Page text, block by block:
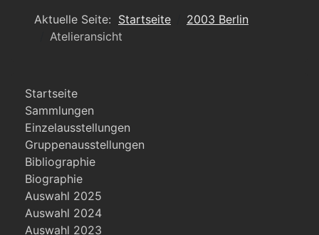
Aktuelle Seite: Startseite
2003 Berlin
Atelieransicht
Startseite
Sammlungen
Einzelausstellungen
Gruppenausstellungen
Bibliographie
Biographie
Auswahl 2025
Auswahl 2024
Auswahl 2023